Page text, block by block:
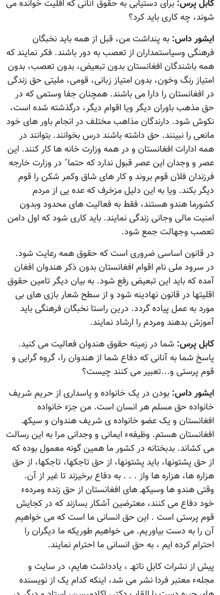
کابل پرس: برای دستیابی به حقوق آنانی که اقليت خوانده می
شوند، چه کاری باید کرد؟
ایشور داس: به پنداشت من، قبل از همه باید نخبگان
فرهنگی وسیاستمداران از تعصب به دور باشند. فکر نمایند که
همه باشندگان افغانستان بدون تبعیض، بدون تعصب، بدون
امتیاز رنگ وخون، بدون امتیاز زبانی، قومی، ملیتی حق زندگی
در افغانستان را دارا می باشند. همچنان جفا وستمی که در
حق مذهب باوران دیگر ویا اقوام دیگر، درگذشته شده است،
نکوش شود. دارندگان مذاهب مختلف در انجام باور های خود
مانعی را نبینند. حق داشته باشند درس بخوانند. بتوانند در
همه ادارات افغانستان و در همه وزارت خانه ها کار کنند. این
عصر و وجدان این عصر قبول ندارد که حتما ً در وزارت خارجه
فرزندان فلان قوم بروند و کار های شاق وکمر شکن را قوم
دیگر بکند. ویا به این دلیل مزخرف که عده یی از مردم
کشورما هندو هستند، فقط به فعالیت های محدود وبدون
امنیت مالی وجانی زندگی نمایند. باید کاری شود که اول دامن
تعصب وجهالت جمع شود.
در قانون اساسی ضروری است که حقوق همه رعایت شود.
در سرود ملی نام اقوام افغانستان بدون ذکر هندوان افغان
آمده که باید این تبعیض رفع شود. به بیان دیگر تامین حقوق
اقلیتها در قانون نهادینه شود و از سطح شعار بازی های بی
مورد به عمل پیاده گردد. درین راستا نخبگان فرهنگی باید
آموزش بدهند ومردم را ارشاد نمایند.
کابل پرس: شما در زمینه حقوق هندوان فعالیت می کنید.
پاسخ شما به آنانی که دفاع شما از هندوان را، گروه گرایی و
قوم پرستی و...تعبیر می کنند چيست؟
ایشور داس: بودن در یک خانواده و پاسداری از حریم شریف
خانواده حق مسلم هر انسان است. من جزء خانواده
افغانستان و یک عضو خانواده ی شریف هندوان و سیکهـ
افغانستان هستم. وظیفهء ایمانی و وجدانی مرا به این رسالت
می کشاند. بدبختانه در کشور ما همین گونه معمول بوده که
از حق پشتونها، باید پشتونها، از حق تاجکها، تاجکها، از حق
هزاره ها، هزاره ها واز . . . به دفاع برخیزند تا غیر از آن.
وقتی هندو ها وسیکهـ های افغانستان از حق زنده ومردهء
خود دفاع می کنند، معترضین آشکار بسازند که در کجایش
قوم پرستی است . این حق انسانی ما است که می خواهیم
آن را به دست بیاوریم. می خواهیم طوریکه ما دیگران را
احترام کرده ایم ، به حق انسانی ما احترام نمایند.
پیش از نشرات کابل ناتهـ ، یادداشت هایم، در سایت و
مجلهء معتبر فردا نشر می شد، اینکه کدام یک از نویسنده